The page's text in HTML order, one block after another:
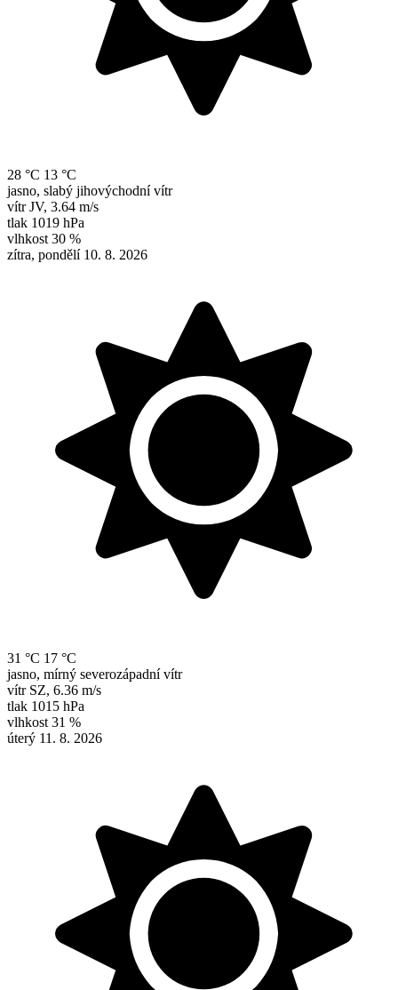
28 °C 13 °C
jasno, slabý jihovýchodní vítr
vítr JV, 3.64 m/s
tlak 1019 hPa
vlhkost 30 %
zítra, pondělí 10. 8. 2026
31 °C 17 °C
jasno, mírný severozápadní vítr
vítr SZ, 6.36 m/s
tlak 1015 hPa
vlhkost 31 %
úterý 11. 8. 2026